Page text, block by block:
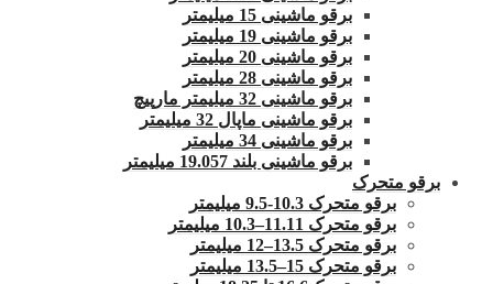
برقو ماشینی 15 میلیمتر
برقو ماشینی 19 میلیمتر
برقو ماشینی 20 میلیمتر
برقو ماشینی 28 میلیمتر
برقو ماشینی 32 میلیمتر مارپیچ
برقو ماشینی ماپال 32 میلیمتر
برقو ماشینی 34 میلیمتر
برقو ماشینی بلند 19.057 میلیمتر
برقو متحرک
برقو متحرک 10.3-9.5 میلیمتر
برقو متحرک 11.11–10.3 میلیمتر
برقو متحرک 13.5–12 میلیمتر
برقو متحرک 15–13.5 میلیمتر